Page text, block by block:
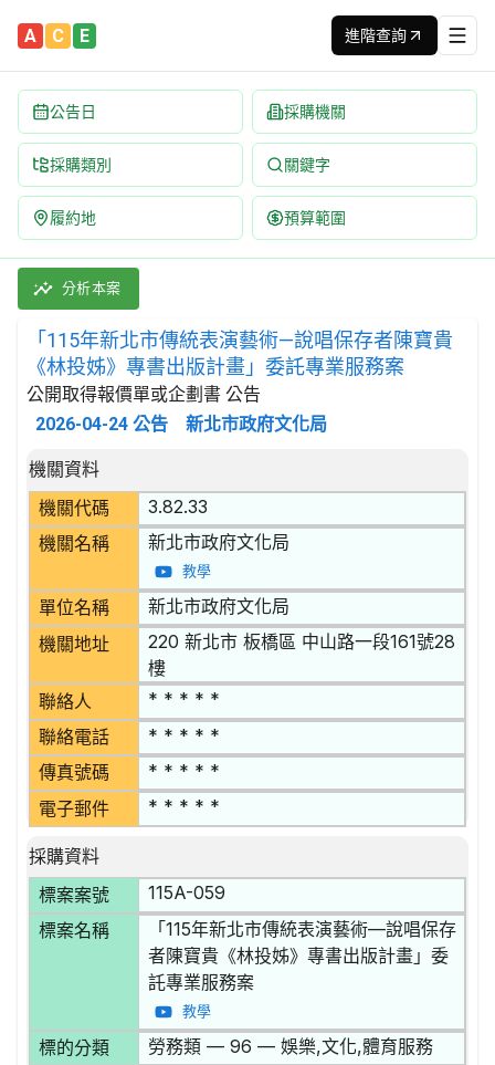
A C E 進階查詢
公告日 採購機關
採購類別 關鍵字
履約地 預算範圍
「115年新北市傳統表演藝術—說唱保存者陳寶貴《林投姊
採購類別：勞務類 娛樂,文化,體育服務 | 招標方式：公開取
分析本案
「115年新北市傳統表演藝術—說唱保存者陳寶貴
《林投姊》專書出版計畫」委託專業服務案
公開取得報價單或企劃書 公告
2026-04-24 公告 新北市政府文化局
招標公告詳細內容
機關資料
機關代碼
3.82.33
機關名稱 新北市政府文化局
教學
單位名稱 新北市政府文化局
機關地址
220 新北市 板橋區 中山路一段161號28
樓
聯絡人 * * * * *
聯絡電話 * * * * *
傳真號碼 * * * * *
電子郵件 * * * * *
採購資料
標案案號
115A-059
標案名稱
「115年新北市傳統表演藝術—說唱保存
者陳寶貴《林投姊》專書出版計畫」委
託專業服務案
教學
標的分類 勞務類 — 96 — 娛樂,文化,體育服務